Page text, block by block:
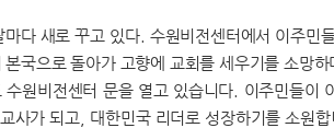
다 새로 꾸고 있다. 수원비전센터에서 이주민
국으로 돌아가 고향에 교회를 세우기를 소망하
원비전센터 문을 열고 있습니다. 이주민들이
사가 되고, 대한민국 리더로 성장하기를 소원